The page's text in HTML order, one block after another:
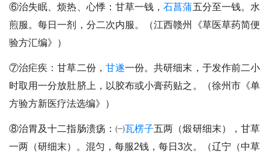
⑥治失眠、烦热、心悸：甘草一钱，石菖蒲五分至一钱。水
煎服。每日一剂，分二次内服。（江西赣州《草医草药简便
验方汇编》）
⑦治疟疾：甘草二份， 甘遂一份。共研细末，于发作前二小
时取用一分放肚脐上，以胶布或小膏药贴之。（徐州市《单
方验方新医疗法选编》）
⑧治胃及十二指肠溃疡：㈠瓦楞子五两（煅研细末），甘草
一两（研细末）。混匀，每服2钱，每日3次。（辽宁（中草